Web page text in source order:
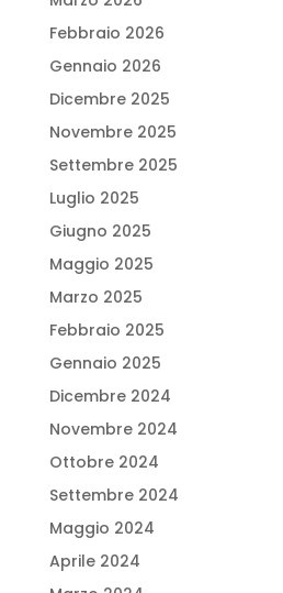
Febbraio 2026
Gennaio 2026
Dicembre 2025
Novembre 2025
Settembre 2025
Luglio 2025
Giugno 2025
Maggio 2025
Marzo 2025
Febbraio 2025
Gennaio 2025
Dicembre 2024
Novembre 2024
Ottobre 2024
Settembre 2024
Maggio 2024
Aprile 2024